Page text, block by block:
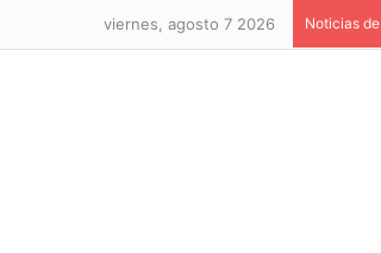
viernes, agosto 7 2026 Noticias